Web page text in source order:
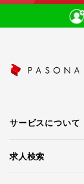
サービスについて
求人検索